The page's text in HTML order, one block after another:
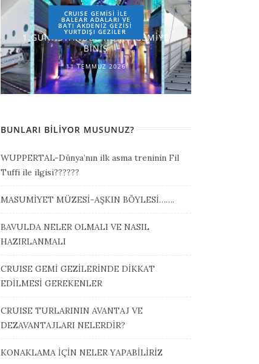
CRUISE GEMİSİ İLE
BALEAR ADALARI VE
BATI AKDENİZ GEZİSİ
YURTDIŞI GEZILER
1.GÜN-İSTANBUL-ROMA-GEMİYE
BİNİŞ
11 TEMMUZ 2026
BUNLARI BILIYOR MUSUNUZ?
WUPPERTAL-Dünya’nın ilk asma treninin Fil
Tuffi ile ilgisi??????
MASUMİYET MÜZESİ-AŞKIN BÖYLESİ…….
BAVULDA NELER OLMALI VE NASIL
HAZIRLANMALI
CRUISE GEMİ GEZİLERİNDE DİKKAT
EDİLMESİ GEREKENLER
CRUISE TURLARININ AVANTAJ VE
DEZAVANTAJLARI NELERDİR?
KONAKLAMA İÇİN NELER YAPABİLİRİZ